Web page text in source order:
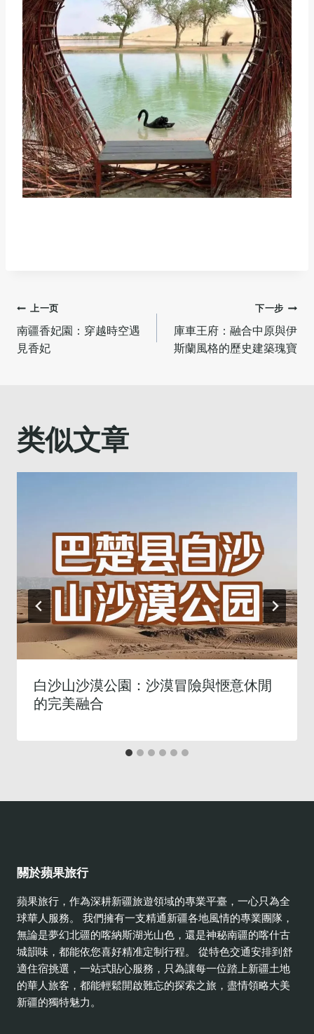
文
章
上一页
南疆香妃園：穿越時空遇
見香妃
下一步
庫車王府：融合中原與伊
斯蘭風格的歷史建築瑰寶
类似文章
白沙山沙漠公園：沙漠冒險與愜意休閒
的完美融合
關於蘋果旅行
蘋果旅行，作為深耕新疆旅遊領域的專業平臺，一心只為全
球華人服務。 我們擁有一支精通新疆各地風情的專業團隊，
無論是夢幻北疆的喀納斯湖光山色，還是神秘南疆的喀什古
城韻味，都能依您喜好精准定制行程。 從特色交通安排到舒
適住宿挑選，一站式貼心服務，只為讓每一位踏上新疆土地
的華人旅客，都能輕鬆開啟難忘的探索之旅，盡情領略大美
新疆的獨特魅力。